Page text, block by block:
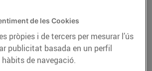
de les Cookies
pròpies i de tercers per mesurar l’ús
publicitat basada en un perfil
de navegació.